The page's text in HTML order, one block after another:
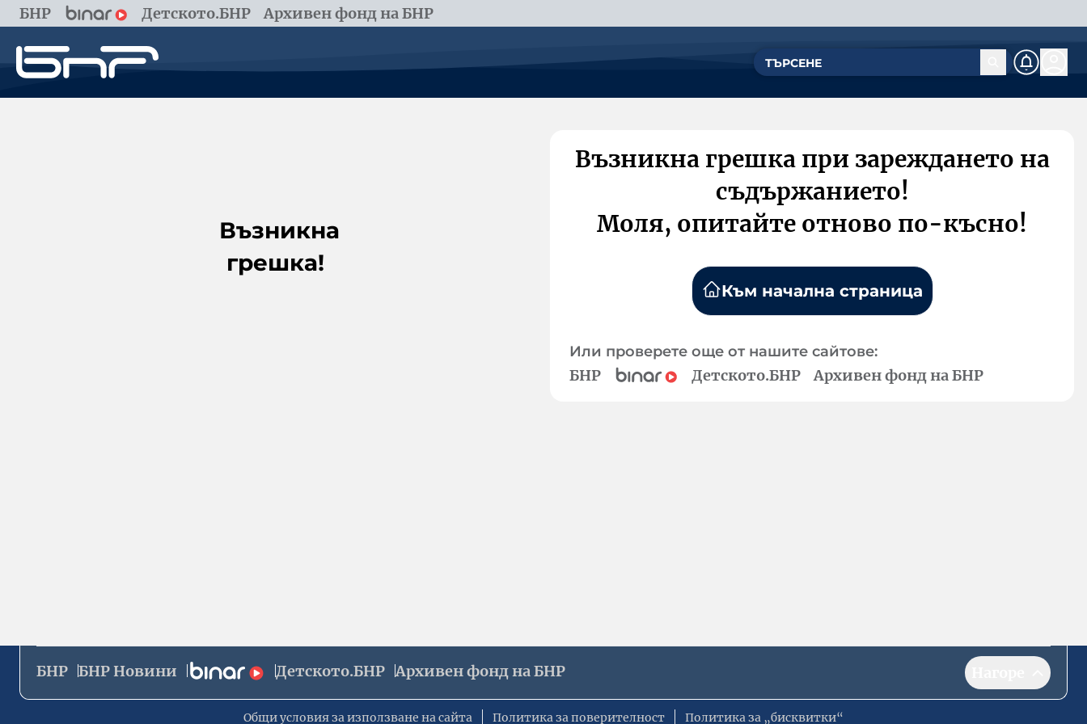
БНР Детското.БНР Архивен фонд на БНР
Възникна
грешка!
Възникна грешка при зареждането на
съдържанието!
Моля, опитайте отново по-късно!
Към начална страница
Или проверете още от нашите сайтове:
БНР Детското.БНР Архивен фонд на БНР
БНР БНР Новини Детското.БНР Архивен фонд на БНР
Общи условия за използване на сайта Политика за поверителност Политика за „бисквитки“